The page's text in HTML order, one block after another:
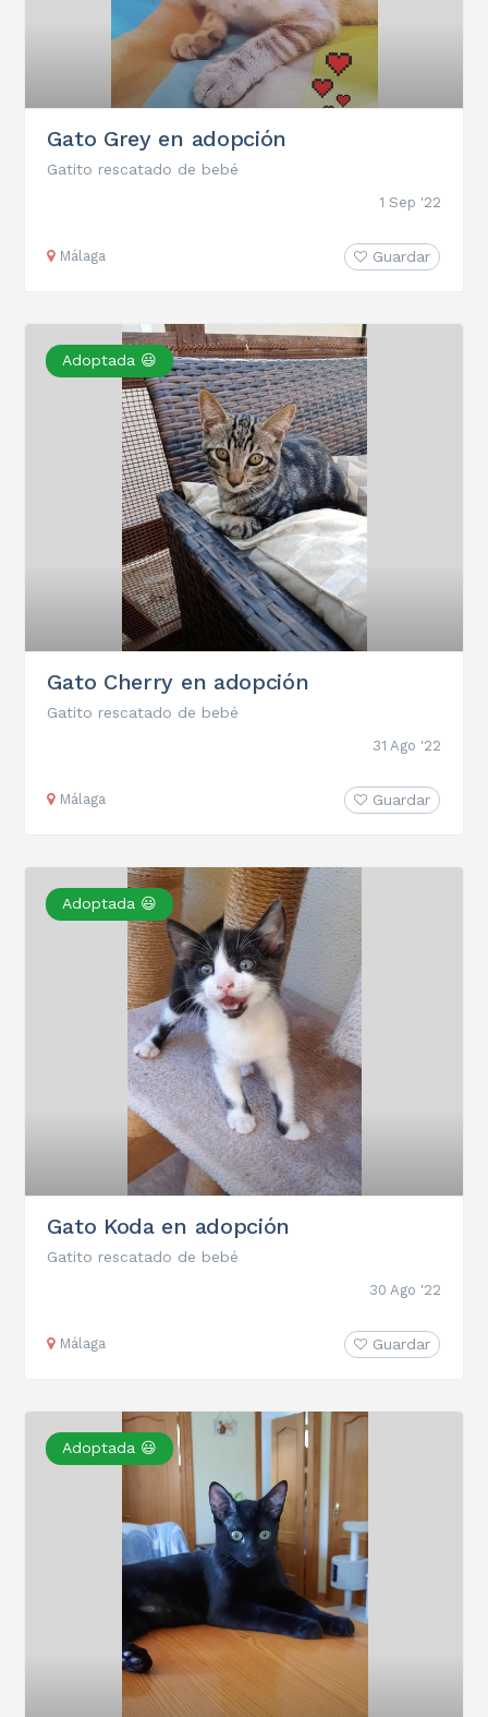
Gato Grey en adopción
Gatito rescatado de bebé
1 Sep '22
Málaga Guardar
Adoptada 😃
Gato Cherry en adopción
Gatito rescatado de bebé
31 Ago '22
Málaga Guardar
Adoptada 😃
Gato Koda en adopción
Gatito rescatado de bebé
30 Ago '22
Málaga Guardar
Adoptada 😃